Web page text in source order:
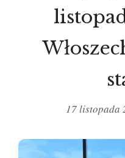
17 listopada